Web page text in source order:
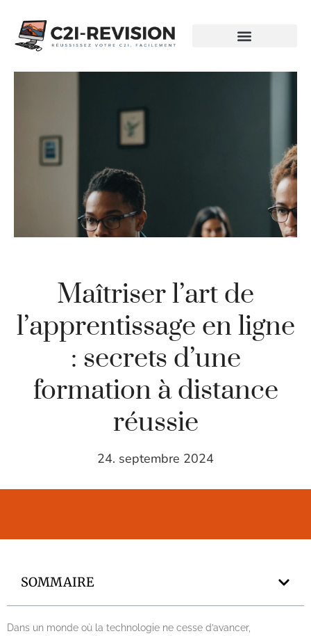
Maîtriser l’art de
l’apprentissage en ligne
: secrets d’une
formation à distance
réussie
24. septembre 2024
SOMMAIRE
Dans un monde où la technologie ne cesse d’avancer,